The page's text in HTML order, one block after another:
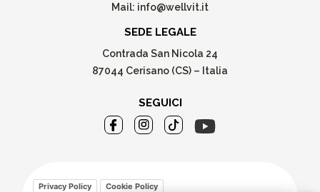
Mail: info@wellvit.it
SEDE LEGALE
Contrada San Nicola 24
87044 Cerisano (CS) – Italia
SEGUICI
Privacy Policy Cookie Policy